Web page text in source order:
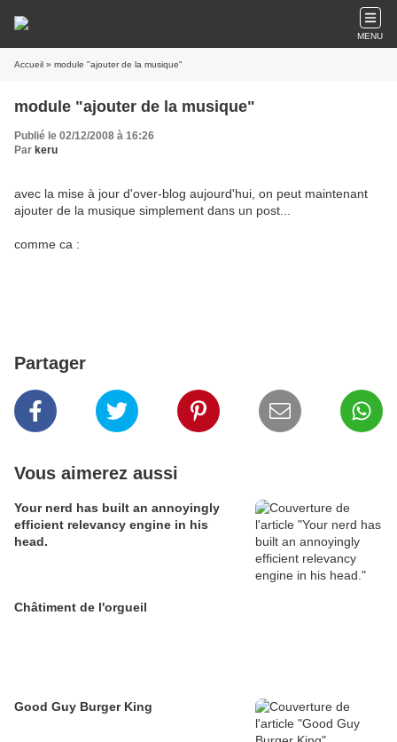
MENU
Accueil » module "ajouter de la musique"
module "ajouter de la musique"
Publié le 02/12/2008 à 16:26
Par keru
avec la mise à jour d'over-blog aujourd'hui, on peut maintenant
ajouter de la musique simplement dans un post...
comme ca :
Partager
Vous aimerez aussi
Your nerd has built an annoyingly
efficient relevancy engine in his
head.
Châtiment de l'orgueil
Good Guy Burger King